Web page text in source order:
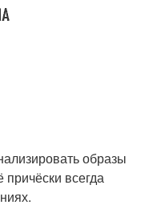
образы
всегда